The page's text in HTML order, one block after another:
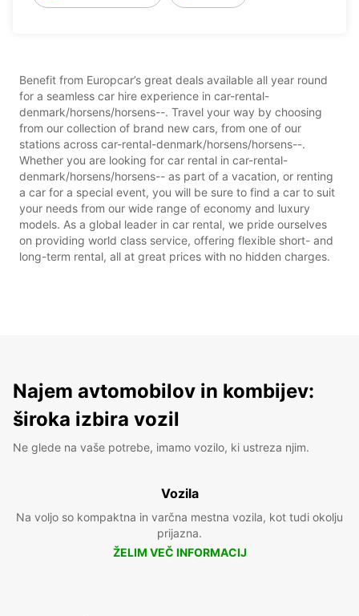
Benefit from Europcar’s great deals available all year round
for a seamless car hire experience in car-rental-
denmark/horsens/horsens--. Travel your way by choosing
from our collection of brand new cars, from one of our
stations across car-rental-denmark/horsens/horsens--.
Whether you are looking for car rental in car-rental-
denmark/horsens/horsens-- as part of a vacation, or renting
a car for a special event, you will be sure to find a car to suit
your needs from our wide range of economy and luxury
models. As a global leader in car rental, we pride ourselves
on providing world class service, offering flexible short- and
long-term rental, all at great prices with no hidden charges.
Najem avtomobilov in kombijev:
široka izbira vozil
Ne glede na vaše potrebe, imamo vozilo, ki ustreza njim.
Vozila
Na voljo so kompaktna in varčna mestna vozila, kot tudi okolju
prijazna.
ŽELIM VEČ INFORMACIJ